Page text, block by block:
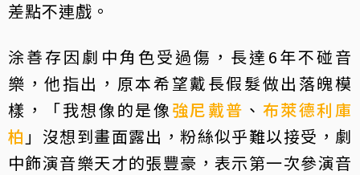
差點不連戲。
涂善存因劇中角色受過傷，長達6年不碰音
樂，他指出，原本希望戴長假髮做出落魄模
樣，「我想像的是像強尼戴普 、 布萊德利庫
柏 」沒想到畫面露出，粉絲似乎難以接受，劇
中飾演音樂天才的張豐豪，表示第一次參演音